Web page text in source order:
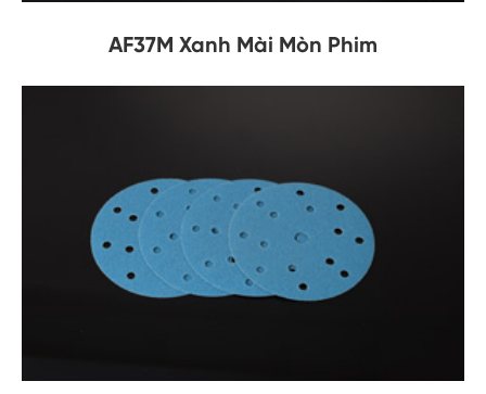
AF37M Xanh Mài Mòn Phim